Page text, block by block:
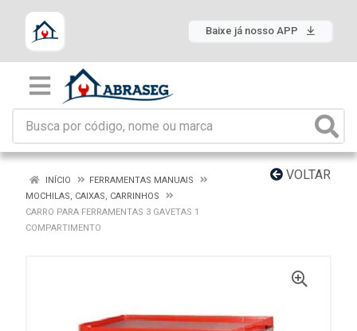
Baixe já nosso APP
VOLTAR
INÍCIO
FERRAMENTAS MANUAIS
MOCHILAS, CAIXAS, CARRINHOS
CARRO PARA FERRAMENTAS 3 GAVETAS 1
COMPARTIMENTO